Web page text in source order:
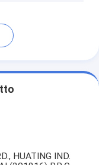
HUATING IND.